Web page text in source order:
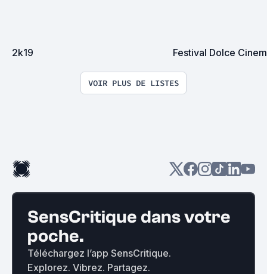
2k19 Festival Dolce
VOIR PLUS DE LISTES
SensCritique dans votre
poche.
Téléchargez l’app SensCritique.
Explorez. Vibrez. Partagez.